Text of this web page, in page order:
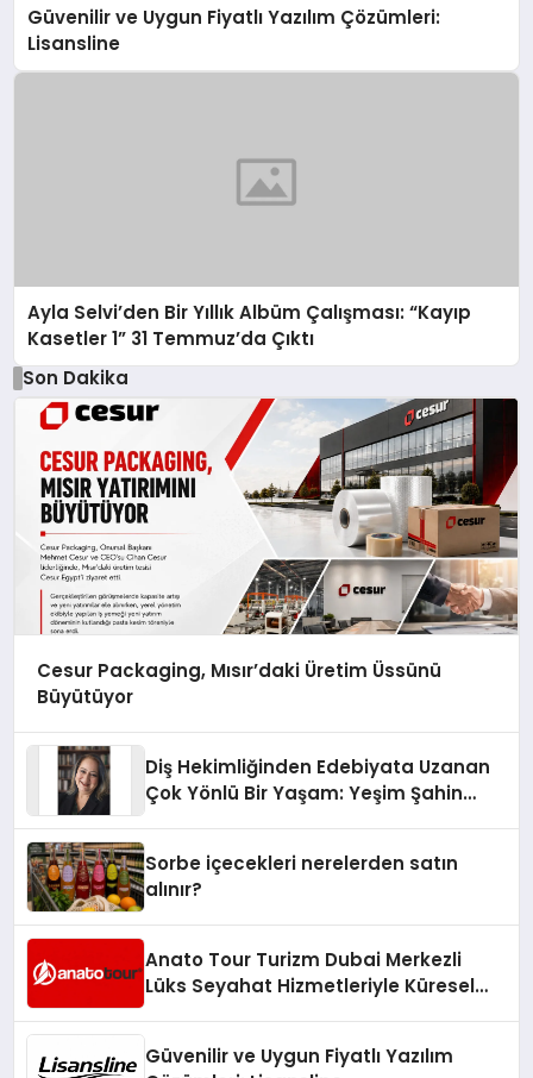
Güvenilir ve Uygun Fiyatlı Yazılım Çözümleri:
Lisansline
Ayla Selvi’den Bir Yıllık Albüm Çalışması: “Kayıp
Kasetler 1” 31 Temmuz’da Çıktı
Son Dakika
Cesur Packaging, Mısır’daki Üretim Üssünü
Büyütüyor
Diş Hekimliğinden Edebiyata Uzanan
Çok Yönlü Bir Yaşam: Yeşim Şahin
Sorbe içecekleri nerelerden satın
alınır?
Anato Tour Turizm Dubai Merkezli
Lüks Seyahat Hizmetleriyle Küresel
Güvenilir ve Uygun Fiyatlı Yazılım